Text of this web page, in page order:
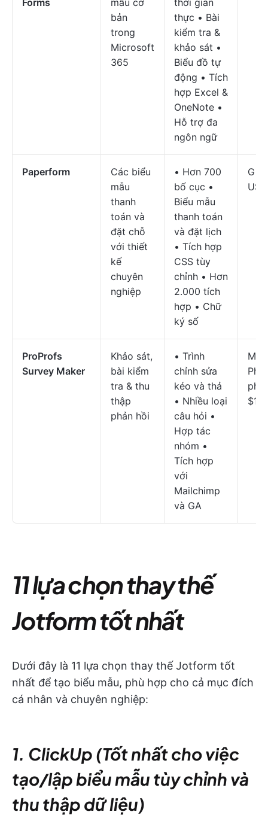
Forms
mẫu cơ
bản
trong
Microsoft
365
thời gian
thực • Bài
kiểm tra &
khảo sát •
Biểu đồ tự
động • Tích
hợp Excel &
OneNote •
Hỗ trợ đa
ngôn ngữ
Paperform
Các biểu
mẫu
thanh
toán và
đặt chỗ
với thiết
kế
chuyên
nghiệp
• Hơn 700
bố cục •
Biểu mẫu
thanh toán
và đặt lịch
• Tích hợp
CSS tùy
chỉnh • Hơn
2.000 tích
hợp • Chữ
ký số
Giá
ProProfs
Survey Maker
Khảo sát,
bài kiểm
tra & thu
thập
phản hồi
• Trình
chỉnh sửa
kéo và thả
• Nhiều loại
câu hỏi •
Hợp tác
nhóm •
Tích hợp
với
Mailchimp
và GA
phí
11 lựa chọn thay thế
Jotform tốt nhất
Dưới đây là 11 lựa chọn thay thế Jotform tốt
nhất để tạo biểu mẫu, phù hợp cho cả mục đích
cá nhân và chuyên nghiệp:
1. ClickUp (Tốt nhất cho việc
tạo/lập biểu mẫu tùy chỉnh và
thu thập dữ liệu)